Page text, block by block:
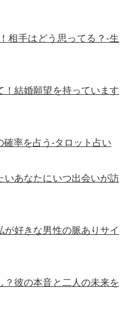
相手はどう思ってる？-生
！結婚願望を持っています
確率を占う-タロット占い
いあなたにいつ出会いが訪
が好きな男性の脈ありサイ
？彼の本音と二人の未来を